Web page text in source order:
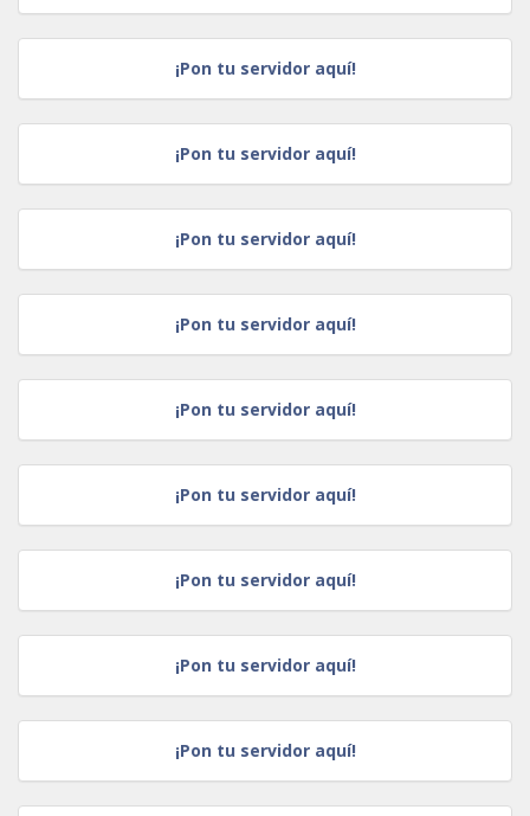
¡Pon tu servidor aquí!
¡Pon tu servidor aquí!
¡Pon tu servidor aquí!
¡Pon tu servidor aquí!
¡Pon tu servidor aquí!
¡Pon tu servidor aquí!
¡Pon tu servidor aquí!
¡Pon tu servidor aquí!
¡Pon tu servidor aquí!